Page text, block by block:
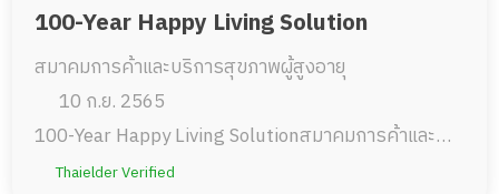
100-Year Happy Living Solution
สมาคมการค้าและบริการสุขภาพผู้สูงอายุ
10 ก.ย. 2565
100-Year Happy Living Solutionสมาคมการค้าและ
บริการสุขภาพผู้สูงอายุ
Thaielder Verified